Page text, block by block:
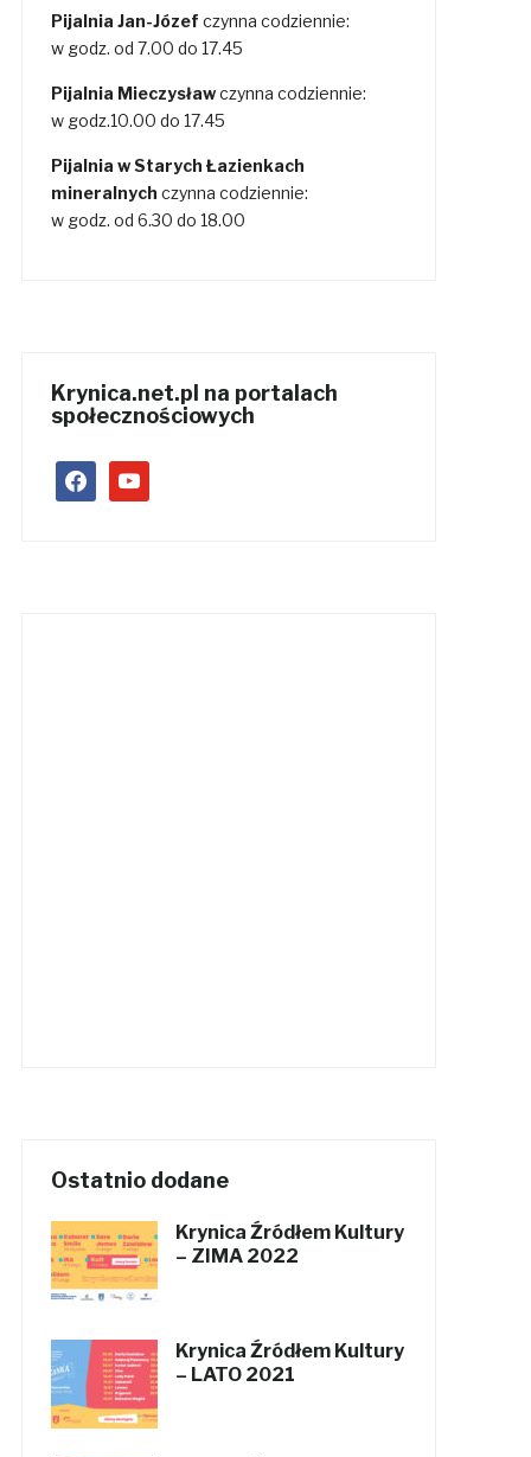
Pijalnia Jan-Józef czynna codziennie:
w godz. od 7.00 do 17.45
Pijalnia Mieczysławczynna codziennie:
w godz.10.00 do 17.45
Pijalnia w Starych Łazienkach
mineralnych czynna codziennie:
w godz. od 6.30 do 18.00
Krynica.net.pl na portalach
społecznościowych
facebookyoutube
Ostatnio dodane
Krynica Źródłem Kultury
– ZIMA 2022
Krynica Źródłem Kultury
– LATO 2021